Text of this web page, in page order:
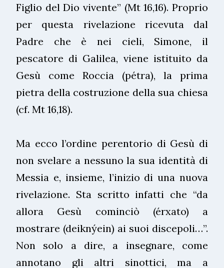
Figlio del Dio vivente” (Mt 16,16). Proprio
per questa rivelazione ricevuta dal
Padre che è nei cieli, Simone, il
pescatore di Galilea, viene istituito da
Gesù come Roccia (pétra), la prima
pietra della costruzione della sua chiesa
(cf. Mt 16,18).
Ma ecco l’ordine perentorio di Gesù di
non svelare a nessuno la sua identità di
Messia e, insieme, l’inizio di una nuova
rivelazione. Sta scritto infatti che “da
allora Gesù cominciò (érxato) a
mostrare (deiknýein) ai suoi discepoli…”.
Non solo a dire, a insegnare, come
annotano gli altri sinottici, ma a